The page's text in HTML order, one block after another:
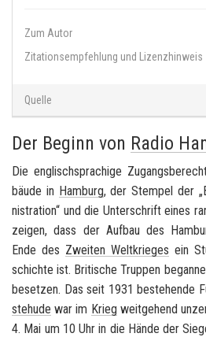
Zum Autor
Zitationsempfehlung und Lizenzhinweis
Quelle
Der Beginn von Radio
Die eng­lisch­spra­chi­ge
bäu­de in Ham­burg, der Stem­pel der
nis­tra­ti­on“ und die Un­ter­schrift eines
zei­gen, dass der Auf­bau des
Ende des Zwei­ten Welt­krie­ges ein
schich­te ist. Bri­ti­sche Trup­pen
be­set­zen. Das seit 1931 be­stehen­de
ste­hu­de war im Krieg weit­ge­hend
4. Mai um 10 Uhr in die Hände der